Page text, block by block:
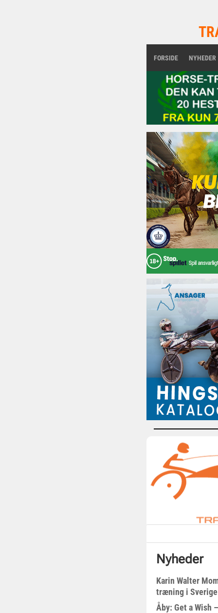
FORSIDE NYHEDER
Nyheder
Karin Walter
træning i Sverige
Åby: Get a Wish